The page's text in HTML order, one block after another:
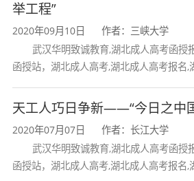
举工程”
2020年09月10日
作者：三峡大学
武汉华明致诚教育,湖北成人高考函授
函授站，湖北成人高考,湖北成人高考报名,
天工人巧日争新——“今日之中
2020年07月07日
作者：长江大学
武汉华明致诚教育,湖北成人高考函授
函授站，湖北成人高考,湖北成人高考报名,